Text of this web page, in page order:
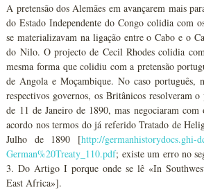
A pretensão dos Alemães em avançarem mais
do Estado Independente do Congo colidia com
se materializavam na ligação entre o Cabo e o
do Nilo. O projecto de Cecil Rhodes colidia com
mesma forma que colidiu com a pretensão
de Angola e Moçambique. No caso português,
respectivos governos, os Britânicos resolveram
de 11 de Janeiro de 1890, mas negociaram com
acordo nos termos do já referido Tratado de
Julho de 1890 [http://germanhistorydocs.ghi-
German%20Treaty_110.pdf; existe um erro no
3. Do Artigo I porque onde se lê «In
East Africa»].